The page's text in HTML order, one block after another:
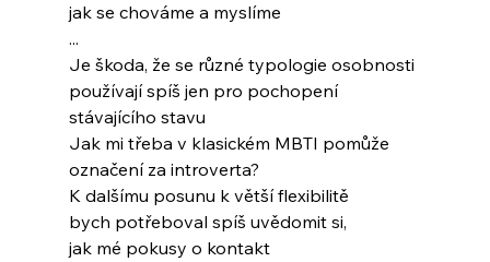
jak se chováme a myslíme
...
Je škoda, že se různé typologie osobnosti
používají spíš jen pro pochopení
stávajícího stavu
Jak mi třeba v klasickém MBTI pomůže
označení za introverta?
K dalšímu posunu k větší flexibilitě
bych potřeboval spíš uvědomit si,
jak mé pokusy o kontakt